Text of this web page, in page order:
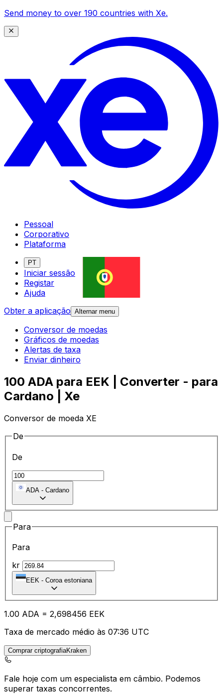
Send money to over 190 countries with Xe.
Pessoal
Corporativo
Plataforma
PT
Iniciar sessão
Registar
Ajuda
Obter a aplicação Alternar menu
Conversor de moedas
Gráficos de moedas
Alertas de taxa
Enviar dinheiro
100 ADA para EEK | Converter - para
Cardano | Xe
Conversor de moeda XE
De
De
ADA - Cardano
Para
Para
kr
EEK - Coroa estoniana
1.00 ADA = 2,698456 EEK
Taxa de mercado médio às 07:36 UTC
Comprar criptografiaKraken
Fale hoje com um especialista em câmbio. Podemos
superar taxas concorrentes.